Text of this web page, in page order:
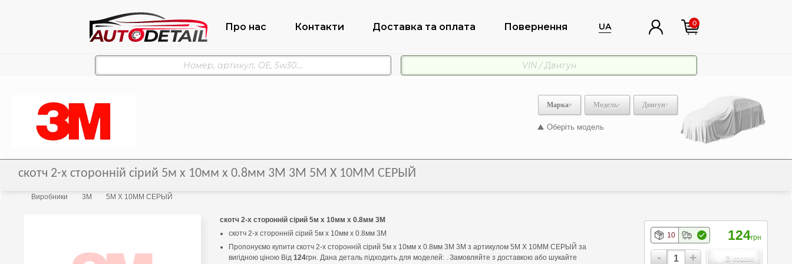
Про нас Контакти Доставка та оплата Повернення UA 0
Марка Модель Двигун
Оберіть модель
скотч 2-х сторонній сірий 5м х 10мм х 0.8мм 3М 3M 5М Х 10ММ СЕРЫЙ
Виробники 3M 5М Х 10ММ СЕРЫЙ
скотч 2-х сторонній сірий 5м х 10мм х 0.8мм 3М
скотч 2-х сторонній сірий 5м х 10мм х 0.8мм 3М
Пропонуємо купити скотч 2-х сторонній сірий 5м х 10мм х 0.8мм 3М 3M з артикулом 5М Х 10ММ СЕРЫЙ за
вигідною ціною Від 124грн. Дана деталь підходить для моделей: . Замовляйте з доставкою або шукайте
10 124грн
- + В кошик